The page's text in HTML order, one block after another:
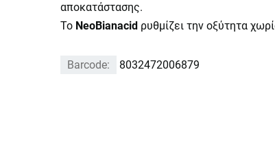
αποκατάστασης.
Το NeoBianacid ρυθμίζει την οξύτητα
Barcode: 8032472006879